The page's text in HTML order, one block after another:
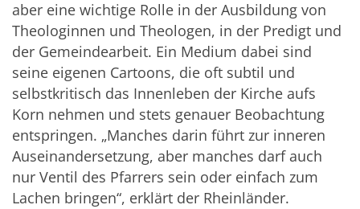
aber eine wichtige Rolle in der Ausbildung von
Theologinnen und Theologen, in der Predigt und
der Gemeindearbeit. Ein Medium dabei sind
seine eigenen Cartoons, die oft subtil und
selbstkritisch das Innenleben der Kirche aufs
Korn nehmen und stets genauer Beobachtung
entspringen. „Manches darin führt zur inneren
Auseinandersetzung, aber manches darf auch
nur Ventil des Pfarrers sein oder einfach zum
Lachen bringen“, erklärt der Rheinländer.